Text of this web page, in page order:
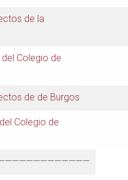
de la
Colegio de
de de Burgos
Colegio de